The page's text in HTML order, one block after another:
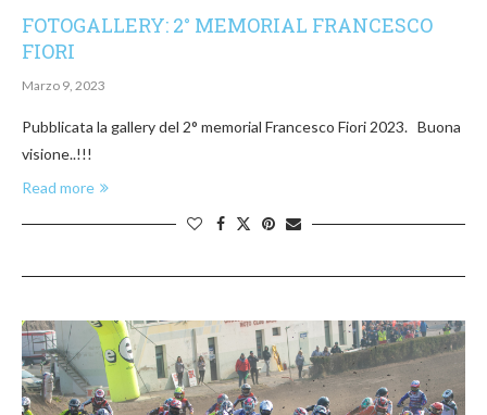
FOTOGALLERY: 2° MEMORIAL FRANCESCO
FIORI
Marzo 9, 2023
Pubblicata la gallery del 2° memorial Francesco Fiori 2023. Buona
visione..!!!
Read more